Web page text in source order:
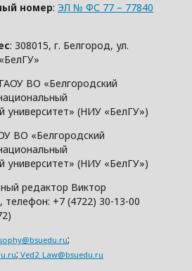
номер: ЭЛ № ФС 77 – 77840
: 308015, г. Белгород, ул.
ВО «Белгородский
университет» (НИУ «БелГУ»)
ВО «Белгородский
университет» (НИУ «БелГУ»)
редактор Виктор
телефон: +7 (4722) 30-13-00
;
; Ved2_Law@bsuedu.ru